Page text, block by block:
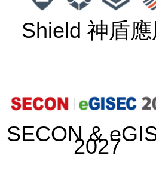
Shield 神盾應
SECON &
2027